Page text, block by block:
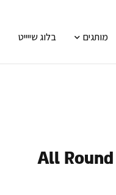
מותגים בלוג שייייט
All